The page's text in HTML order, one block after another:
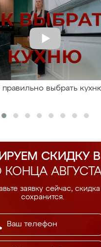
правильно выбрать
СКИДКУ В
КОНЦА
заявку сейчас, скидка
сохранится.